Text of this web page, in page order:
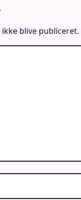
blive publiceret.